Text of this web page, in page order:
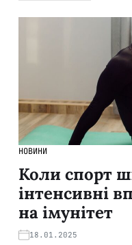
НОВИНИ
Коли спорт
інтенсивні
на імунітет
18.01.2025